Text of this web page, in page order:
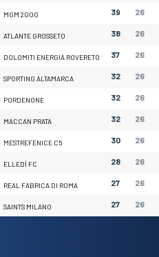
MGM 2000 39 26
ATLANTE GROSSETO 38 26
DOLOMITI ENERGIA ROVERETO 37 26
SPORTING ALTAMARCA 32 26
PORDENONE 32 26
MACCAN PRATA 32 26
MESTREFENICE C5 30 26
ELLEDÌ FC 28 26
REAL FABRICA DI ROMA 27 26
SAINTS MILANO 27 26